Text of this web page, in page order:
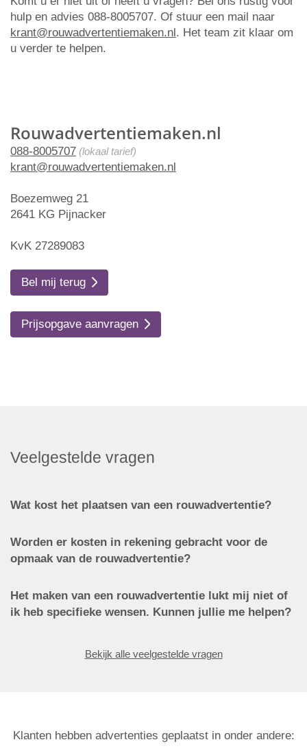
Rouwadvertentiemaken.nl
088-8005707 (lokaal tarief)
krant@rouwadvertentiemaken.nl
Boezemweg 21
2641 KG Pijnacker
KvK 27289083
Bel mij terug
Prijsopgave aanvragen
hulp en advies 088-8005707. Of stuur een mail naar
krant@rouwadvertentiemaken.nl. Het team zit klaar om
u verder te helpen.
Veelgestelde vragen
Wat kost het plaatsen van een rouwadvertentie?
Worden er kosten in rekening gebracht voor de
opmaak van de rouwadvertentie?
Het maken van een rouwadvertentie lukt mij niet of
ik heb specifieke wensen. Kunnen jullie me helpen?
Bekijk alle veelgestelde vragen
Klanten hebben advertenties geplaatst in onder andere: